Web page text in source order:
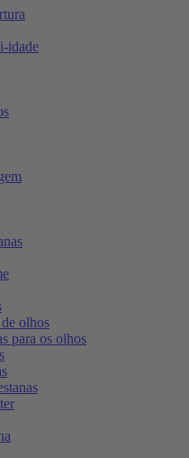
idade
olhos
para os olhos